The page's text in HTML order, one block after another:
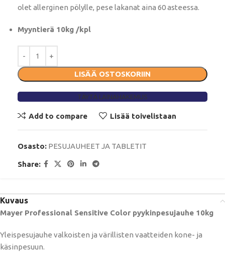
olet allerginen pölylle, pese lakanat aina 60 asteessa.
Myyntierä 10kg /kpl
LISÄÄ OSTOSKORIIN
TÄYTÄ LAINAHAKEMUS
Add to compare Lisää toivelistaan
Osasto: PESUJAUHEET JA TABLETIT
Share:
Kuvaus
Mayer Professional Sensitive Color pyykinpesujauhe 10kg
Yleispesujauhe valkoisten ja värillisten vaatteiden kone- ja
käsinpesuun.